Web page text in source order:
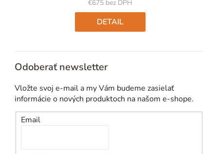
€675 bez DPH
Jednotková
cena:
DETAIL
Odoberať newsletter
Vložte svoj e-mail a my Vám budeme zasielať
informácie o nových produktoch na našom e-shope.
Email